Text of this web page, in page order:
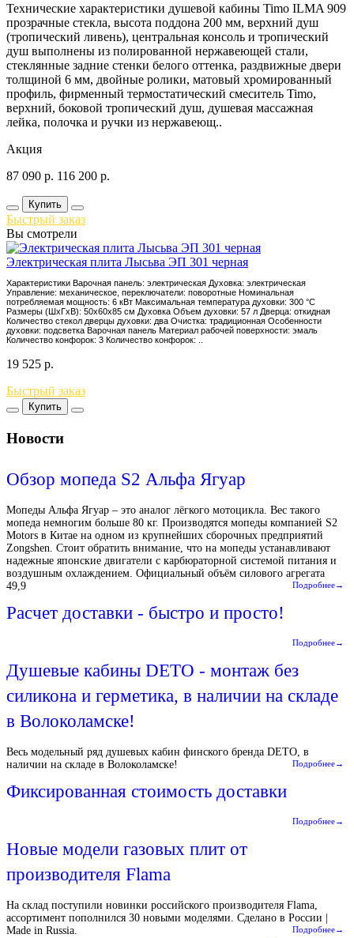
Технические характеристики душевой кабины Timo ILMA 909
прозрачные стекла, высота поддона 200 мм, верхний душ
(тропический ливень), центральная консоль и тропический
душ выполнены из полированной нержавеющей стали,
стеклянные задние стенки белого оттенка, раздвижные двери
толщиной 6 мм, двойные ролики, матовый хромированный
профиль, фирменный термостатический смеситель Timo,
верхний, боковой тропический душ, душевая массажная
лейка, полочка и ручки из нержавеющ..
Акция
87 090 р. 116 200 р.
Купить
Быстрый заказ
Вы смотрели
Электрическая плита Лысьва ЭП 301 черная
Характеристики Варочная панель: электрическая Духовка: электрическая
Управление: механическое, переключатели: поворотные Номинальная
потребляемая мощность: 6 кВт Максимальная температура духовки: 300 °С
Размеры (ШхГхВ): 50x60x85 см Духовка Объем духовки: 57 л Дверца: откидная
Количество стекол дверцы духовки: два Очистка: традиционная Особенности
духовки: подсветка Варочная панель Материал рабочей поверхности: эмаль
Количество конфорок: 3 Количество конфорок: ..
19 525 р.
Быстрый заказ
Купить
Новости
Обзор мопеда S2 Альфа Ягуар
Мопеды Альфа Ягуар – это аналог лёгкого мотоцикла. Вес такого
мопеда немногим больше 80 кг. Производятся мопеды компанией S2
Motors в Китае на одном из крупнейших сборочных предприятий
Zongshen. Стоит обратить внимание, что на мопеды устанавливают
надежные японские двигатели с карбюраторной системой питания и
воздушным охлаждением. Официальный объём силового агрегата
49,9
Подробнее→
Расчет доставки - быстро и просто!
Подробнее→
Душевые кабины DETO - монтаж без
силикона и герметика, в наличии на складе
в Волоколамске!
Весь модельный ряд душевых кабин финского бренда DETO, в
наличии на складе в Волоколамске!
Подробнее→
Фиксированная стоимость доставки
Подробнее→
Новые модели газовых плит от
производителя Flama
На склад поступили новинки российского производителя Flama,
ассортимент пополнился 30 новыми моделями. Сделано в России |
Made in Russia.
Подробнее→